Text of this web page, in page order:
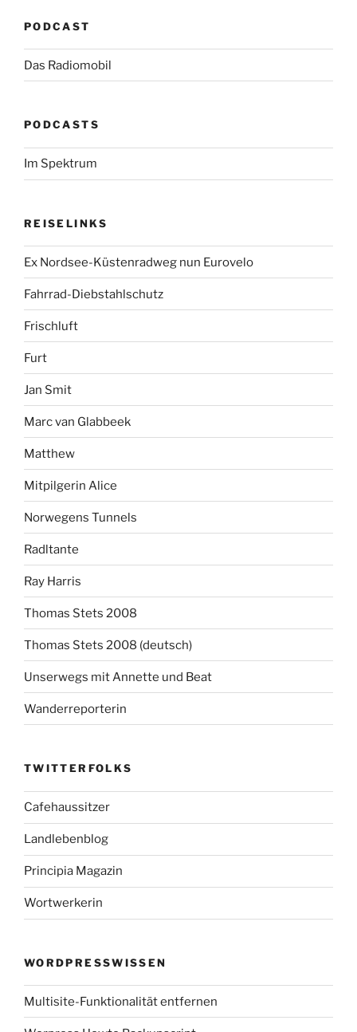
PODCAST
Das Radiomobil
PODCASTS
Im Spektrum
REISELINKS
Ex Nordsee-Küstenradweg nun Eurovelo
Fahrrad-Diebstahlschutz
Frischluft
Furt
Jan Smit
Marc van Glabbeek
Matthew
Mitpilgerin Alice
Norwegens Tunnels
Radltante
Ray Harris
Thomas Stets 2008
Thomas Stets 2008 (deutsch)
Unserwegs mit Annette und Beat
Wanderreporterin
TWITTERFOLKS
Cafehaussitzer
Landlebenblog
Principia Magazin
Wortwerkerin
WORDPRESSWISSEN
Multisite-Funktionalität entfernen